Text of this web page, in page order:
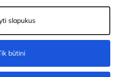
Prekių grąžinimas
Slapukų nustatymai
slapukus
būtini